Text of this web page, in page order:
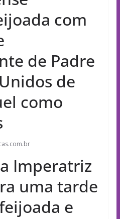
com
de Padre
de
como
Imperatriz
uma tarde
e